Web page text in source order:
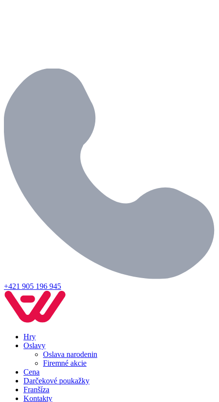
+421 905 196 945
Hry
Oslavy
Oslava narodenin
Firemné akcie
Cena
Darčekové poukažky
Franšíza
Kontakty